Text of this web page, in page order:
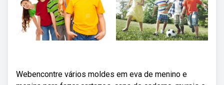
Webencontre vários moldes em eva de menino e